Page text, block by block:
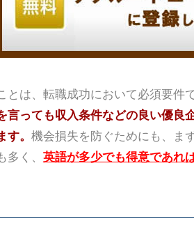
とは、転職成功において必須要件
言っても収入条件などの良い優良
。 機会損失を防ぐためにも、ま
く、 英語が多少でも得意であれ